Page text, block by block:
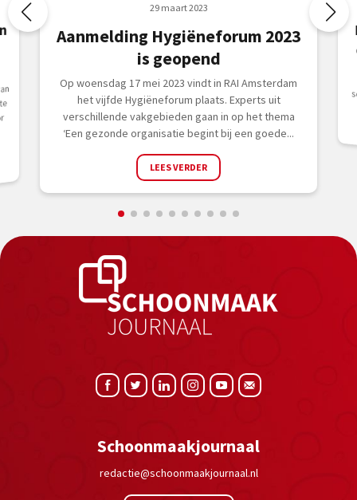
29 maart 2023
Aanmelding Hygiëneforum 2023
is geopend
Op woensdag 17 mei 2023 vindt in RAI Amsterdam
het vijfde Hygiëneforum plaats. Experts uit
verschillende vakgebieden gaan in op het thema
‘Een gezonde organisatie begint bij een goede...
LEES VERDER
Schoonmaakjournaal
redactie@schoonmaakjournaal.nl